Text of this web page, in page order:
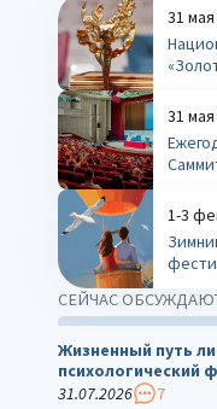
31
31
1-3
СЕЙЧАС
Жизненный путь
психологический
31.07.2026
7